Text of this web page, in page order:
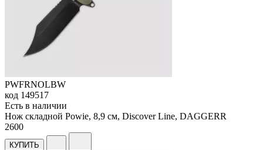
PWFRNOLBW
код 149517
Есть в наличии
Нож складной Powie, 8,9 см, Discover Line, DAGGERR
2600
КУПИТЬ